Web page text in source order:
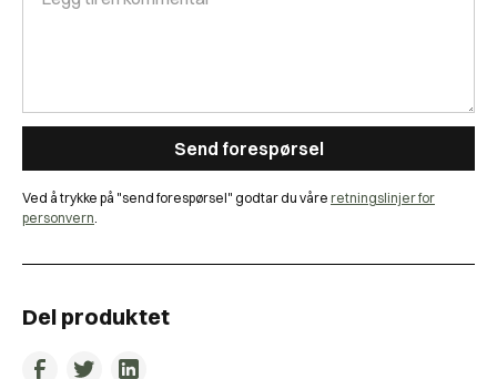
Ved å trykke på "send forespørsel" godtar du våre retningslinjer for
personvern.
Del produktet